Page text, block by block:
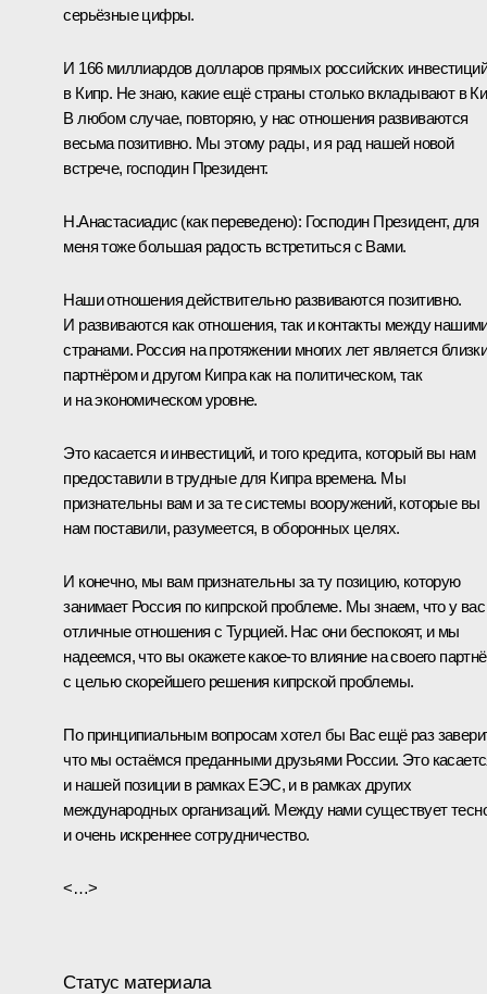
серьёзные цифры.
И 166 миллиардов долларов прямых российских инвестиций
в Кипр. Не знаю, какие ещё страны столько вкладывают в
В любом случае, повторяю, у нас отношения развиваются
весьма позитивно. Мы этому рады, и я рад нашей новой
встрече, господин Президент.
Н.Анастасиадис (как переведено): Господин Президент, для
меня тоже большая радость встретиться с Вами.
Наши отношения действительно развиваются позитивно.
И развиваются как отношения, так и контакты между
странами. Россия на протяжении многих лет является
партнёром и другом Кипра как на политическом, так
и на экономическом уровне.
Это касается и инвестиций, и того кредита, который вы нам
предоставили в трудные для Кипра времена. Мы
признательны вам и за те системы вооружений, которые вы
нам поставили, разумеется, в оборонных целях.
И конечно, мы вам признательны за ту позицию, которую
занимает Россия по кипрской проблеме. Мы знаем, что у вас
отличные отношения с Турцией. Нас они беспокоят, и мы
надеемся, что вы окажете какое-то влияние на своего
с целью скорейшего решения кипрской проблемы.
По принципиальным вопросам хотел бы Вас ещё раз
что мы остаёмся преданными друзьями России. Это
и нашей позиции в рамках ЕЭС, и в рамках других
международных организаций. Между нами существует
и очень искреннее сотрудничество.
<…>
Статус материала